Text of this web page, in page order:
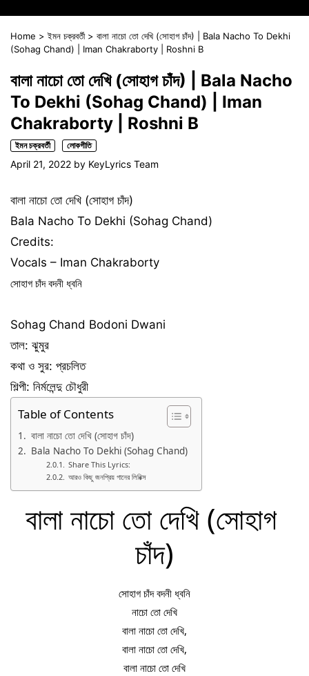
Home >ইমন চক্রবর্তী> বালা নাচো তো দেখি (সোহাগ চাঁদ) | Bala Nacho To Dekhi
(Sohag Chand) | Iman Chakraborty | Roshni B
বালা নাচো তো দেখি (সোহাগ চাঁদ) | Bala Nacho
To Dekhi (Sohag Chand) | Iman
Chakraborty | Roshni B
ইমন চক্রবর্তী লোকগীতি
April 21, 2022 by KeyLyrics Team
বালা নাচো তো দেখি (সোহাগ চাঁদ)
Bala Nacho To Dekhi (Sohag Chand)
Credits:
Vocals – Iman Chakraborty
সোহাগ চাঁদ বদনী ধ্বনি
Sohag Chand Bodoni Dwani
তাল: ঝুমুর
কথা ও সুর: প্রচলিত
শিল্পী: নির্মলেন্দু চৌধুরী
Table of Contents
বালা নাচো তো দেখি (সোহাগ চাঁদ)
Bala Nacho To Dekhi (Sohag Chand)
Share This Lyrics:
আরও কিছু জনপ্রিয় গানের লিরিক্স
বালা নাচো তো দেখি (সোহাগ
চাঁদ)
সোহাগ চাঁদ বদনী ধ্বনি
নাচো তো দেখি
বালা নাচো তো দেখি,
বালা নাচো তো দেখি,
বালা নাচো তো দেখি